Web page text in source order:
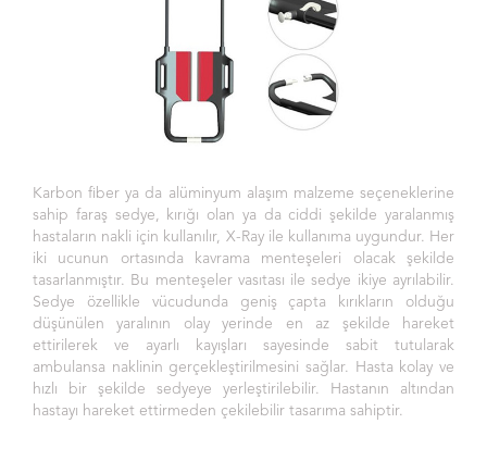
Karbon fiber ya da alüminyum alaşım malzeme seçeneklerine
sahip faraş sedye, kırığı olan ya da ciddi şekilde yaralanmış
hastaların nakli için kullanılır, X-Ray ile kullanıma uygundur. Her
iki ucunun ortasında kavrama menteşeleri olacak şekilde
tasarlanmıştır. Bu menteşeler vasıtası ile sedye ikiye ayrılabilir.
Sedye özellikle vücudunda geniş çapta kırıkların olduğu
düşünülen yaralının olay yerinde en az şekilde hareket
ettirilerek ve ayarlı kayışları sayesinde sabit tutularak
ambulansa naklinin gerçekleştirilmesini sağlar. Hasta kolay ve
hızlı bir şekilde sedyeye yerleştirilebilir. Hastanın altından
hastayı hareket ettirmeden çekilebilir tasarıma sahiptir.